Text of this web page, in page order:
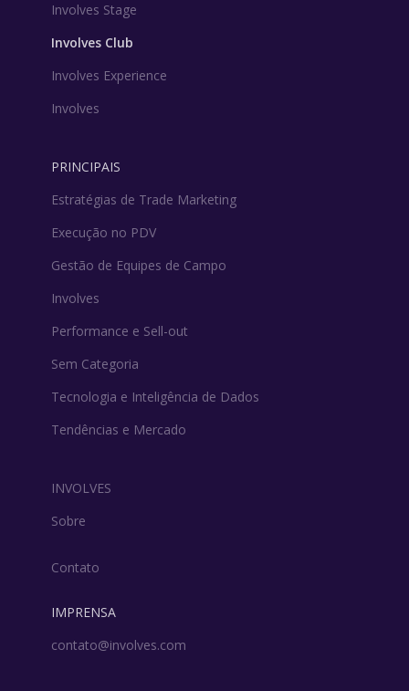
Involves Stage
Involves Club
Involves Experience
Involves
PRINCIPAIS
Estratégias de Trade Marketing
Execução no PDV
Gestão de Equipes de Campo
Involves
Performance e Sell-out
Sem Categoria
Tecnologia e Inteligência de Dados
Tendências e Mercado
INVOLVES
Sobre
Contato
IMPRENSA
contato@involves.com